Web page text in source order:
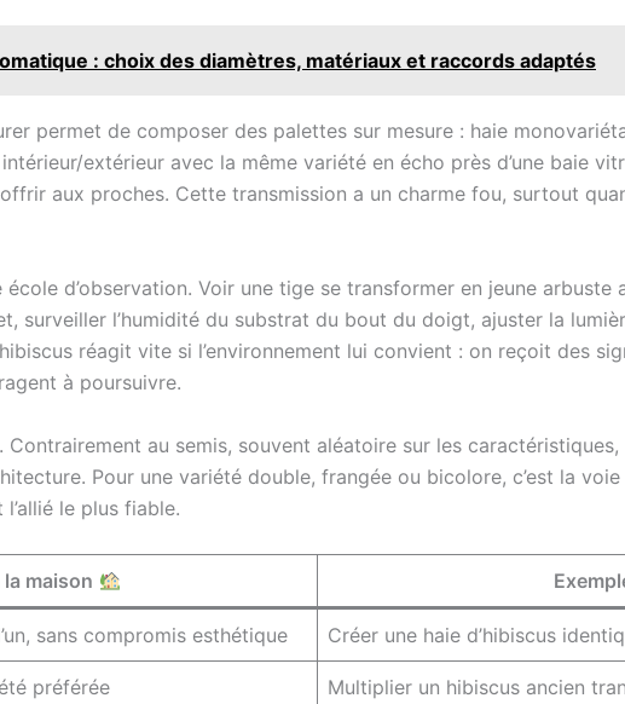
: choix des diamètres, matériaux et raccords adaptés
permet de composer des palettes sur mesure : haie
extérieur avec la même variété en écho près d’une baie
aux proches. Cette transmission a un charme fou, surtout
d’observation. Voir une tige se transformer en jeune arbuste
surveiller l’humidité du substrat du bout du doigt, ajuster la
réagit vite si l’environnement lui convient : on reçoit des
à poursuivre.
au semis, souvent aléatoire sur les
Pour une variété double, frangée ou bicolore, c’est la
le plus fiable.
maison
sans compromis esthétique Créer une haie d’hibiscus
préférée Multiplier un hibiscus ancien